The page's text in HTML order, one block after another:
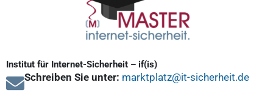
Institut für Internet-Sicherheit – if(is)
Schreiben Sie unter: marktplatz@it-sicherheit.de